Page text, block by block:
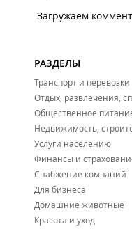
Загружаем
РАЗДЕЛЫ
Транспорт и перевозки
Отдых, развлечения,
Общественное
Недвижимость,
Услуги населению
Финансы и
Снабжение компаний
Для бизнеса
Домашние животные
Красота и уход